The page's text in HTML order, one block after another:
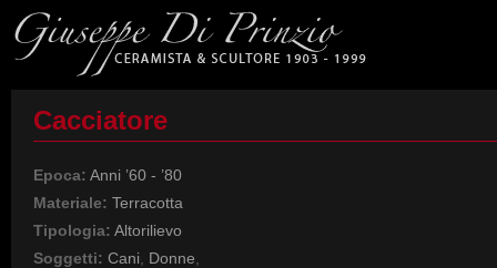
Cacciatore
Epoca: Anni ’60 - ’80
Materiale: Terracotta
Tipologia: Altorilievo
Soggetti: Cani Donne